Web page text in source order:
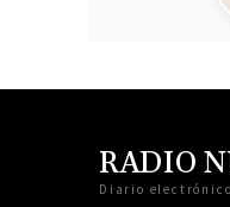
RADIO
Diario electrónico